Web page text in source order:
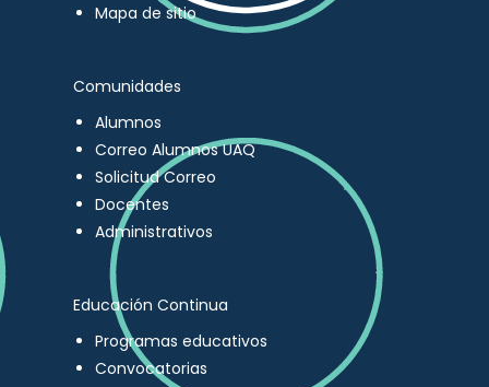
Mapa de sitio
Comunidades
Alumnos
Correo Alumnos UAQ
Solicitud Correo
Docentes
Administrativos
Educación Continua
Programas educativos
Convocatorias